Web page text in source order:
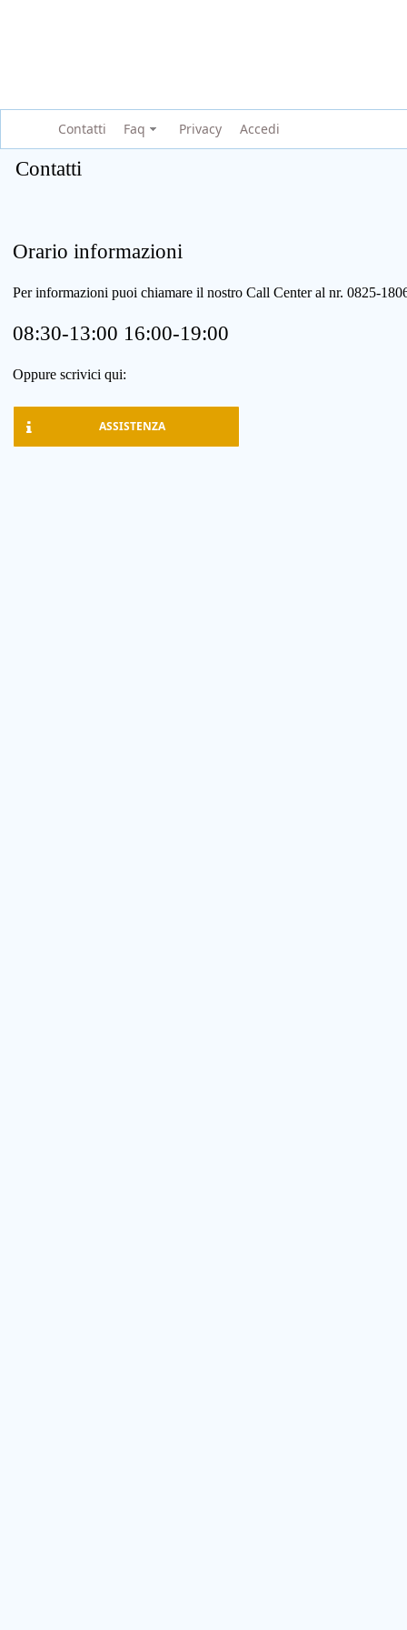
Contatti Faq Privacy Accedi
Contatti
Orario informazioni
Per informazioni puoi chiamare il nostro Call Center al nr. 0825-
08:30-13:00 16:00-19:00
Oppure scrivici qui:
ASSISTENZA